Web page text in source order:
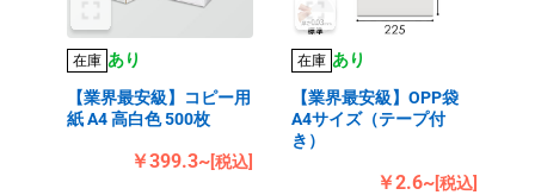
在庫 あり
【業界最安級】コピー用
紙 A4 高白色 500枚
￥399.3~[税込]
在庫 あり
【業界最安級】OPP袋
A4サイズ（テープ付
き）
￥2.6~[税込]